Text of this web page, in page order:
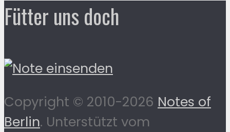
Fütter uns doch
Copyright © 2010-2026 Notes of
Berlin. Unterstützt vom